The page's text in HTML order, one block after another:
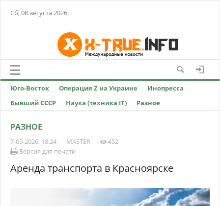
Сб, 08 августа 2026
Юго-Восток Операция Z на Украине
Инопресса
Бывший СССР
Наука (техника IT) Разное
РАЗНОЕ
7-05-2026, 18:24 MASTER
452
Версия для печати
Аренда транспорта в Красноярске